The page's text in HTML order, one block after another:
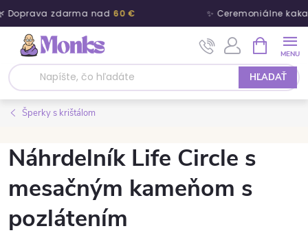
Doprava zdarma nad 60 € ✨ Ceremoniálne
Prejsť na obsah
HĽADAŤ
Šperky s krištálom
Náhrdelník Life Circle s
mesačným kameňom s
pozlátením